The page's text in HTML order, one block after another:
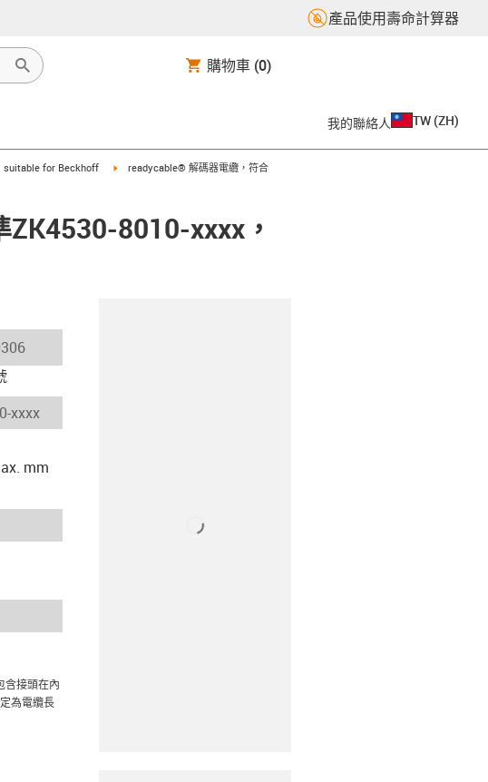
產品使用壽命計算器
購物車 (0)
我的聯絡人 TW (ZH)
icon-arrow-right
suitable for Beckhoff igus-icon-arrow-right
readycable® 解碼器電纜，符合
8010-xxxx，
mm
含接頭在內
為電纜長